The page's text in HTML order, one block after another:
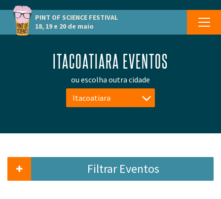
PINT OF SCIENCE FESTIVAL
18, 19 e 20 de maio
ITACOATIARA EVENTOS
ou escolha outra cidade
Itacoatiara
Filtrar Eventos